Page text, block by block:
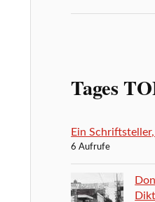
Tages
Ein
6 Aufrufe